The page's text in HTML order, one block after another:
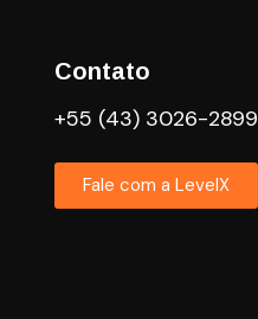
Contato
+55 (43) 3026-2899
Fale com a LevelX